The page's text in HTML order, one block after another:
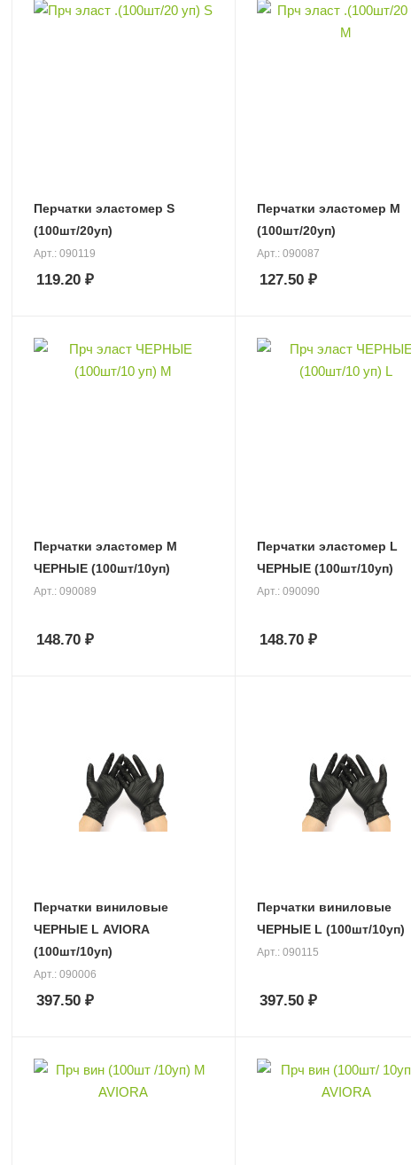
Перчатки эластомер S
(100шт/20уп)
Арт.: 090119
119.20 ₽
Перчатки эластомер М
(100шт/20уп)
Арт.: 090087
127.50₽
Перчатки эластомер М
ЧЕРНЫЕ (100шт/10уп)
Арт.: 090089
148.70 ₽
Перчатки эластомер L
ЧЕРНЫЕ (100шт/10уп)
Арт.: 090090
148.70₽
Перчатки виниловые
ЧЕРНЫЕ L AVIORA
(100шт/10уп)
Арт.: 090006
397.50 ₽
Перчатки виниловые
ЧЕРНЫЕ L (100шт/10уп)
Арт.: 090115
397.50₽